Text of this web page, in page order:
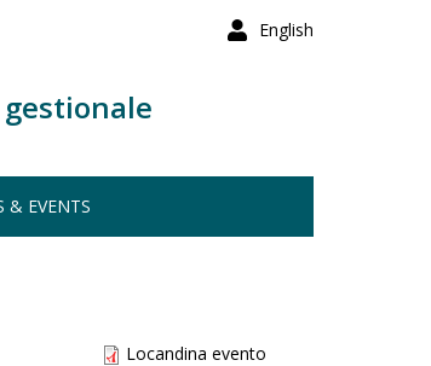
English
& EVENTS
Locandina evento